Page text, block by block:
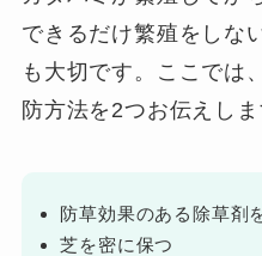
できるだけ繁殖をしな
も大切です。ここでは
防方法を2つお伝えしま
防草効果のある除草剤
芝を密に保つ